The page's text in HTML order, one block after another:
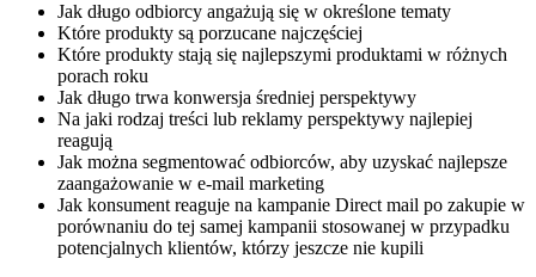
Jak długo odbiorcy angażują się w określone tematy
Które produkty są porzucane najczęściej
Które produkty stają się najlepszymi produktami w różnych
porach roku
Jak długo trwa konwersja średniej perspektywy
Na jaki rodzaj treści lub reklamy perspektywy najlepiej
reagują
Jak można segmentować odbiorców, aby uzyskać najlepsze
zaangażowanie w e-mail marketing
Jak konsument reaguje na kampanie Direct mail po zakupie w
porównaniu do tej samej kampanii stosowanej w przypadku
potencjalnych klientów, którzy jeszcze nie kupili